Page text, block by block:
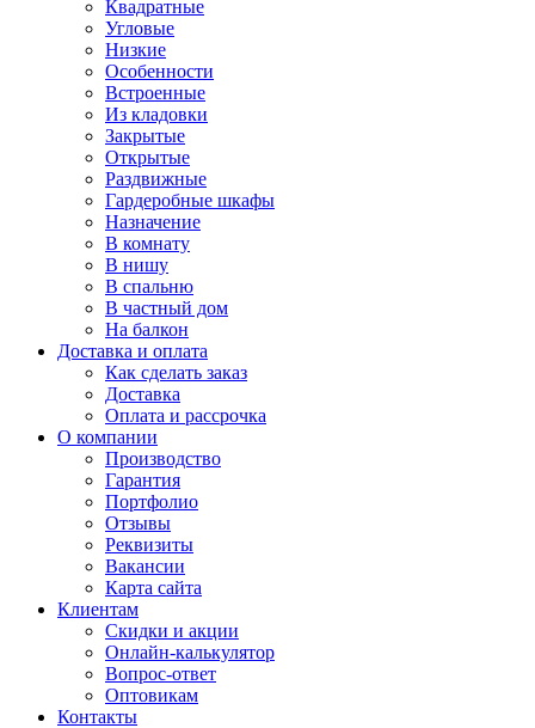
Квадратные
Угловые
Низкие
Особенности
Встроенные
Из кладовки
Закрытые
Открытые
Раздвижные
Гардеробные шкафы
Назначение
В комнату
В нишу
В спальню
В частный дом
На балкон
Доставка и оплата
Как сделать заказ
Доставка
Оплата и рассрочка
О компании
Производство
Гарантия
Портфолио
Отзывы
Реквизиты
Вакансии
Карта сайта
Клиентам
Скидки и акции
Онлайн-калькулятор
Вопрос-ответ
Оптовикам
Контакты